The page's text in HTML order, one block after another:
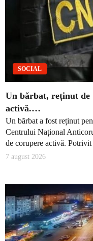
SOCIAL
Un bărbat, reținut de
activă.…
Un bărbat a fost reținut
Centrului Național
de corupere activă.
7 august 2026